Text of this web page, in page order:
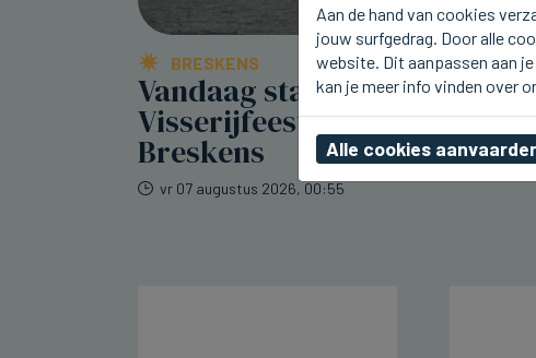
BRESKENS
Vandaag starten
Visserijfeesten in
Breskens
vr 07 augustus 2026, 00:55
Aan de hand van cookies
jouw surfgedrag. Door alle
website. Dit aanpassen aan
kan je meer info vinden over
Alle cookies